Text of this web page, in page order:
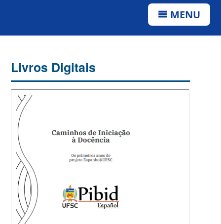
MENU
Livros Digitais